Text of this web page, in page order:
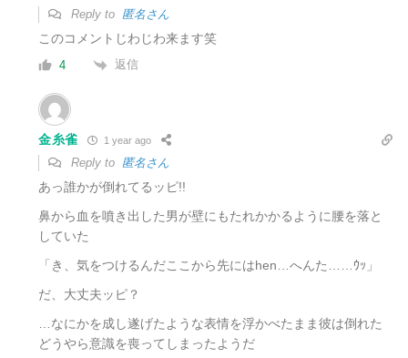
Reply to 匿名さん
このコメントじわじわ来ます笑
4 返信
金糸雀 1 year ago
Reply to 匿名さん
あっ誰かが倒れてるッピ!!
鼻から血を噴き出した男が壁にもたれかかるように腰を落と
していた
「き、気をつけるんだここから先にはhen…へんた……ｳｯ」
だ、大丈夫ッピ？
…なにかを成し遂げたような表情を浮かべたまま彼は倒れた
どうやら意識を喪ってしまったようだ